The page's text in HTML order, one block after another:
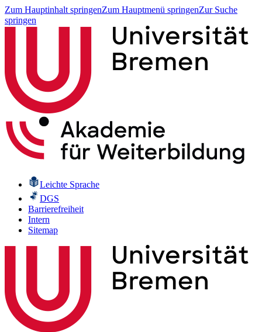
Zum Hauptinhalt springenZum Hauptmenü springenZur Suche
springen
Leichte Sprache
DGS
Barrierefreiheit
Intern
Sitemap